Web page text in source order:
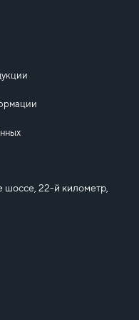
шоссе, 22-й километр,